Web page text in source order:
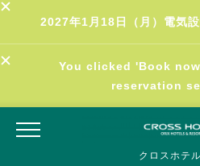
2027年1月18日（月）電気
You clicked 'Book
reservation
クロスホテ